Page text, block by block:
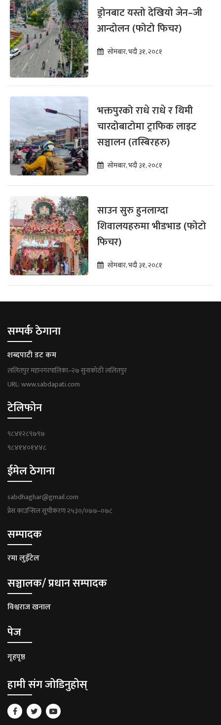
ड्रोनबाट यस्तो देखियो जेन–जी
आन्दोलन (फोटो फिचर)
सोमबार, भदौ ३१, २०८१
भक्तपुरको राधे राधे र थिमी
चारदोबाटोमा ट्राफिक लाइट
सञ्चालन (तस्बिरहरु)
सोमबार, भदौ ३१, २०८१
साउन सुरु हुनलाग्दा
शिवालयहरुमा भीडभाड (फोटो
फिचर)
सोमबार, भदौ ३१, २०८१
सम्पर्क ठेगाना
शब्दपाटी डट कम
ललितपुर महानगरपालिका–२७ सुनाकोठी ललितपुर
URL: www.sabdapati.com
टेलिफोन
९८४१२८९७९७
९८४१४०१४४८
ईमेल ठेगाना
sabdhaghar@gmail.com
प्रेस काउन्सिल सूचीकरण २५३०/०७७–०७८
सम्पादक
रमा लुइँटेल
सञ्चालक/ प्रधान सम्पादक
विश्वराज खनाल
पेज
गृहपृष्ठ
हामी संग जोडिनुहोस्